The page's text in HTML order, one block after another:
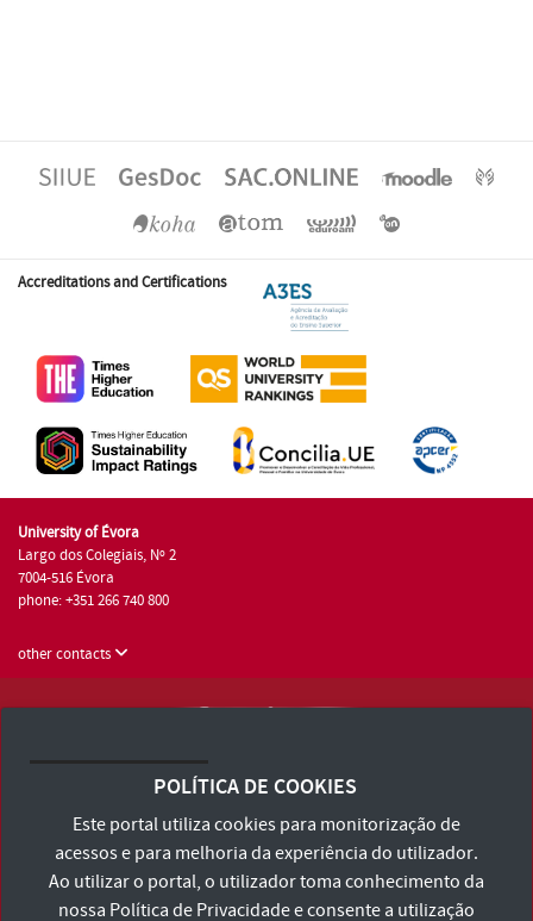
Accreditations and Certifications
University of Évora
Largo dos Colegiais, Nº 2
7004-516 Évora
phone: +351 266 740 800
other contacts
Terms and Conditions and Privacy Policy
Accessibility Statement
POLÍTICA DE COOKIES
Este portal utiliza cookies para monitorização de
acessos e para melhoria da experiência do utilizador.
Ao utilizar o portal, o utilizador toma conhecimento da
nossa Política de Privacidadee consente a utilização